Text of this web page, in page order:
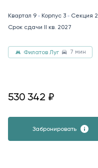
Квартал 9 Корпус 3 Секция 2
Срок сдачи II кв. 2027
Филатов Луг 7 мин
530342
530 342 ₽
Забронировать